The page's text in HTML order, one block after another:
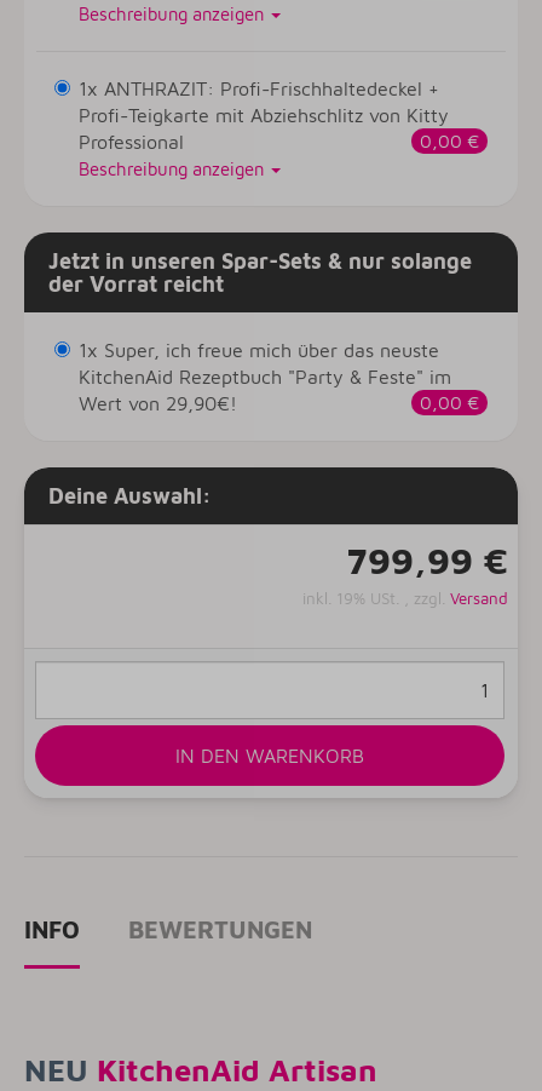
Beschreibung anzeigen
1x ANTHRAZIT: Profi-Frischhaltedeckel +
Profi-Teigkarte mit Abziehschlitz von Kitty
Professional
0,00 €
Beschreibung anzeigen
Jetzt in unseren Spar-Sets & nur solange
der Vorrat reicht
1x Super, ich freue mich über das neuste
KitchenAid Rezeptbuch "Party & Feste" im
Wert von 29,90€!
0,00 €
Deine Auswahl:
799,99 €
inkl. 19% USt. , zzgl. Versand
IN DEN WARENKORB
INFO BEWERTUNGEN
NEU KitchenAid Artisan